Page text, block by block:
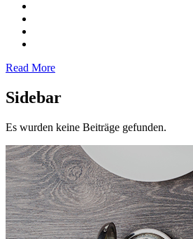
Read More
Sidebar
Es wurden keine Beiträge gefunden.